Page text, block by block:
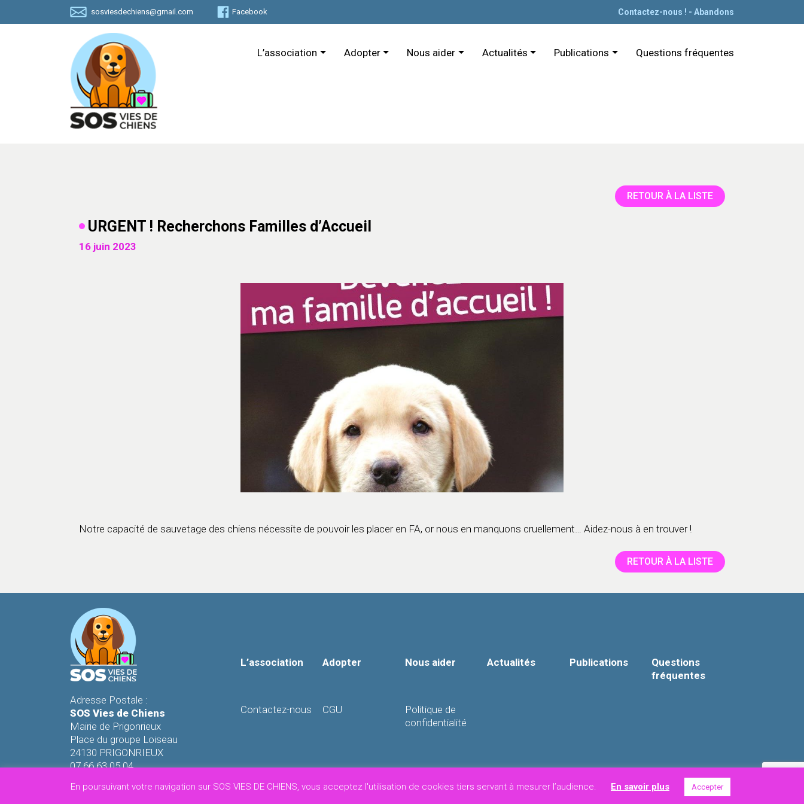
sosviesdechiens@gmail.com Facebook Contactez-nous ! - Abandons
L’association Adopter Nous aider Actualités Publications Questions fréquentes
RETOUR À LA LISTE
URGENT ! Recherchons Familles d’Accueil
16 juin 2023
Notre capacité de sauvetage des chiens nécessite de pouvoir les placer en FA, or nous en manquons cruellement… Aidez-nous à en trouver !
RETOUR À LA LISTE
Adresse Postale :
SOS Vies de Chiens
Mairie de Prigonrieux
Place du groupe Loiseau
24130 PRIGONRIEUX
07 66 63 05 04
L’association Adopter Nous aider Actualités Publications
Questions
fréquentes
Contactez-nous CGU
Politique de
confidentialité
Campagne-JSD
En poursuivant votre navigation sur SOS VIES DE CHIENS, vous acceptez l'utilisation de cookies tiers servant à mesurer l’audience. En savoir plus Accepter